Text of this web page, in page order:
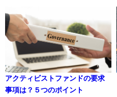
アクティビストファンドの要求
事項は？５つのポイント